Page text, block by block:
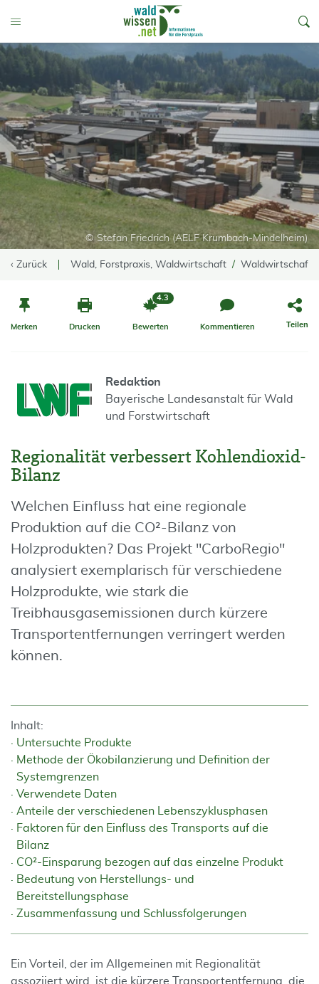
Toggle Menu
© Stefan Friedrich (AELF Krumbach-Mindelheim)
‹ Zurück Wald, Forstpraxis, Waldwirtschaft Waldwirtschaft
Merken Drucken Bewerten
4.3
Kommentieren Teilen
Redaktion
Bayerische Landesanstalt für Wald
und Forstwirtschaft
Regionalität verbessert Kohlendioxid-
Bilanz
Welchen Einfluss hat eine regionale
Produktion auf die CO²-Bilanz von
Holzprodukten? Das Projekt "CarboRegio"
analysiert exemplarisch für verschiedene
Holzprodukte, wie stark die
Treibhausgasemissionen durch kürzere
Transportentfernungen verringert werden
können.
Inhalt:
Untersuchte Produkte
Methode der Ökobilanzierung und Definition der
Systemgrenzen
Verwendete Daten
Anteile der verschiedenen Lebenszyklusphasen
Faktoren für den Einfluss des Transports auf die
Bilanz
CO²-Einsparung bezogen auf das einzelne Produkt
Bedeutung von Herstellungs- und
Bereitstellungsphase
Zusammenfassung und Schlussfolgerungen
Ein Vorteil, der im Allgemeinen mit Regionalität
assoziiert wird, ist die kürzere Transportentfernung, die